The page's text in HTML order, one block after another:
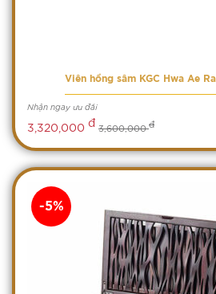
Viên hồng sâm KGC Hwa Ae
Nhận ngay ưu đãi
3,320,000 đ 3,600,000đ
-5%